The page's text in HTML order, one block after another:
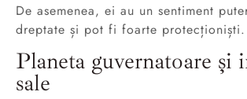
De asemenea, ei au un sentiment
dreptate și pot fi foarte protecționiști.
Planeta guvernatoare și
sale